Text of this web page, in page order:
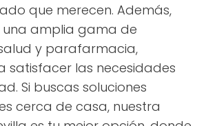
que merecen. Además,
amplia gama de
y parafarmacia,
satisfacer las necesidades
Si buscas soluciones
cerca de casa, nuestra